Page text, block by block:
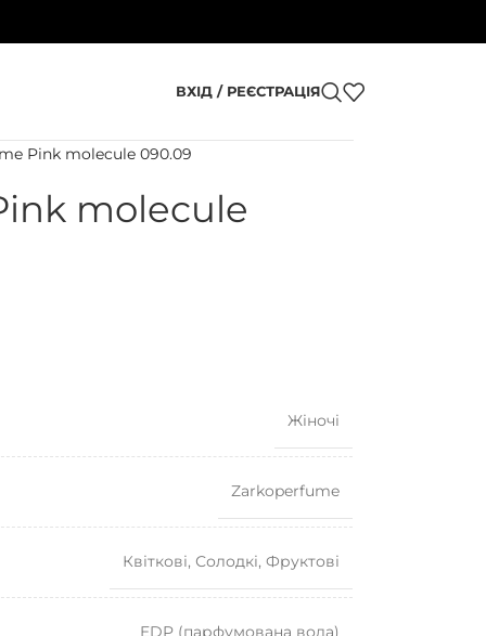
ВХІД / РЕЄСТРАЦІЯ
Pink molecule 090.09
molecule
Жіночі
Zarkoperfume
Квіткові, Солодкі, Фруктові
EDP (парфумована вода)